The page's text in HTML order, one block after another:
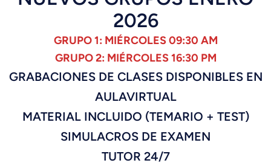
2026
GRUPO 1: MIÉRCOLES 09:30 AM
GRUPO 2: MIÉRCOLES 16:30 PM
GRABACIONES DE CLASES DISPONIBLES EN
AULAVIRTUAL
MATERIAL INCLUIDO (TEMARIO + TEST)
SIMULACROS DE EXAMEN
TUTOR 24/7